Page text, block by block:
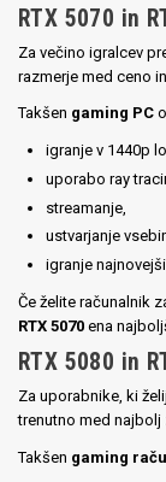
RTX 5070 in
Za večino igralcev
razmerje med ceno
Takšen gaming PC
igranje v 1440p
uporabo ray
streamanje,
ustvarjanje
igranje
Če želite računalnik
RTX 5070 ena
RTX 5080 in
Za uporabnike, ki
trenutno med
Takšen gaming